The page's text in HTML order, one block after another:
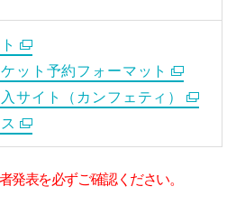
ット予約フォーマット
サイト（カンフェティ）
発表を必ずご確認ください。